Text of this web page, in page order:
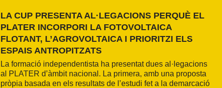
LA CUP PRESENTA AL·LEGACIONS PERQUÈ EL
PLATER INCORPORI LA FOTOVOLTAICA
FLOTANT, L’AGROVOLTAICA I PRIORITZI ELS
ESPAIS ANTROPITZATS
La formació independentista ha presentat dues al·legacions
al PLATER d’àmbit nacional. La primera, amb una proposta
pròpia basada en els resultats de l’estudi fet a la demarcació